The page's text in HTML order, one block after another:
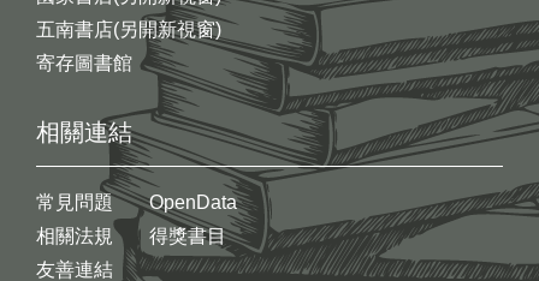
五南書店(另開新視窗)
寄存圖書館
相關連結
常見問題
相關法規
友善連結
OpenData
得獎書目